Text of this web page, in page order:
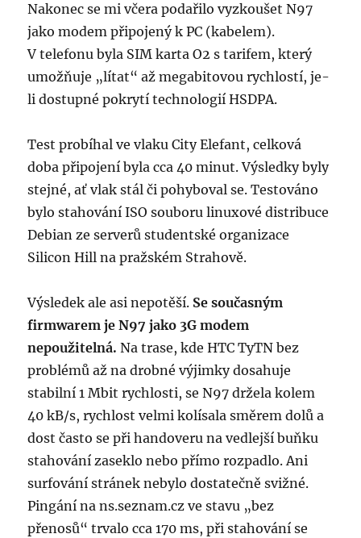
Nakonec se mi včera podařilo vyzkoušet N97
jako modem připojený k PC (kabelem).
V telefonu byla SIM karta O2 s tarifem, který
umožňuje „lítat“ až megabitovou rychlostí, je-
li dostupné pokrytí technologií HSDPA.
Test probíhal ve vlaku City Elefant, celková
doba připojení byla cca 40 minut. Výsledky byly
stejné, ať vlak stál či pohyboval se. Testováno
bylo stahování ISO souboru linuxové distribuce
Debian ze serverů studentské organizace
Silicon Hill na pražském Strahově.
Výsledek ale asi nepotěší. Se současným
firmwarem je N97 jako 3G modem
nepoužitelná.Na trase, kde HTC TyTN bez
problémů až na drobné výjimky dosahuje
stabilní 1 Mbit rychlosti, se N97 držela kolem
40 kB/s, rychlost velmi kolísala směrem dolů a
dost často se při handoveru na vedlejší buňku
stahování zaseklo nebo přímo rozpadlo. Ani
surfování stránek nebylo dostatečně svižné.
Pingání na ns.seznam.cz ve stavu „bez
přenosů“ trvalo cca 170 ms, při stahování se